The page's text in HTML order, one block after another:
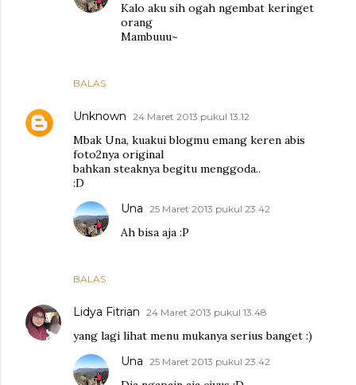
BALAS
Kalo aku sih ogah ngembat keringet
orang
Mambuuu~
Unknown 24 Maret 2013 pukul 13.12
Mbak Una, kuakui blogmu emang keren abis
foto2nya original
bahkan steaknya begitu menggoda..
:D
BALAS
Una 25 Maret 2013 pukul 23.42
Ah bisa aja :P
Lidya Fitrian 24 Maret 2013 pukul 13.48
yang lagi lihat menu mukanya serius banget :)
Una 25 Maret 2013 pukul 23.42